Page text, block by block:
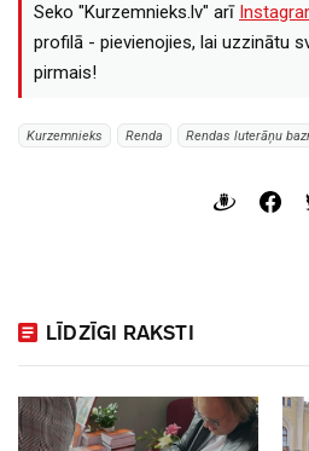
Seko "Kurzemnieks.lv" arī
profilā - pievienojies, lai uzzinātu
pirmais!
Kurzemnieks Renda Rendas luterāņu
LĪDZĪGI RAKSTI